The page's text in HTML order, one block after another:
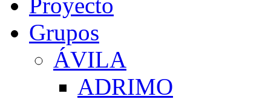
Grupos
ÁVILA
ADRIMO